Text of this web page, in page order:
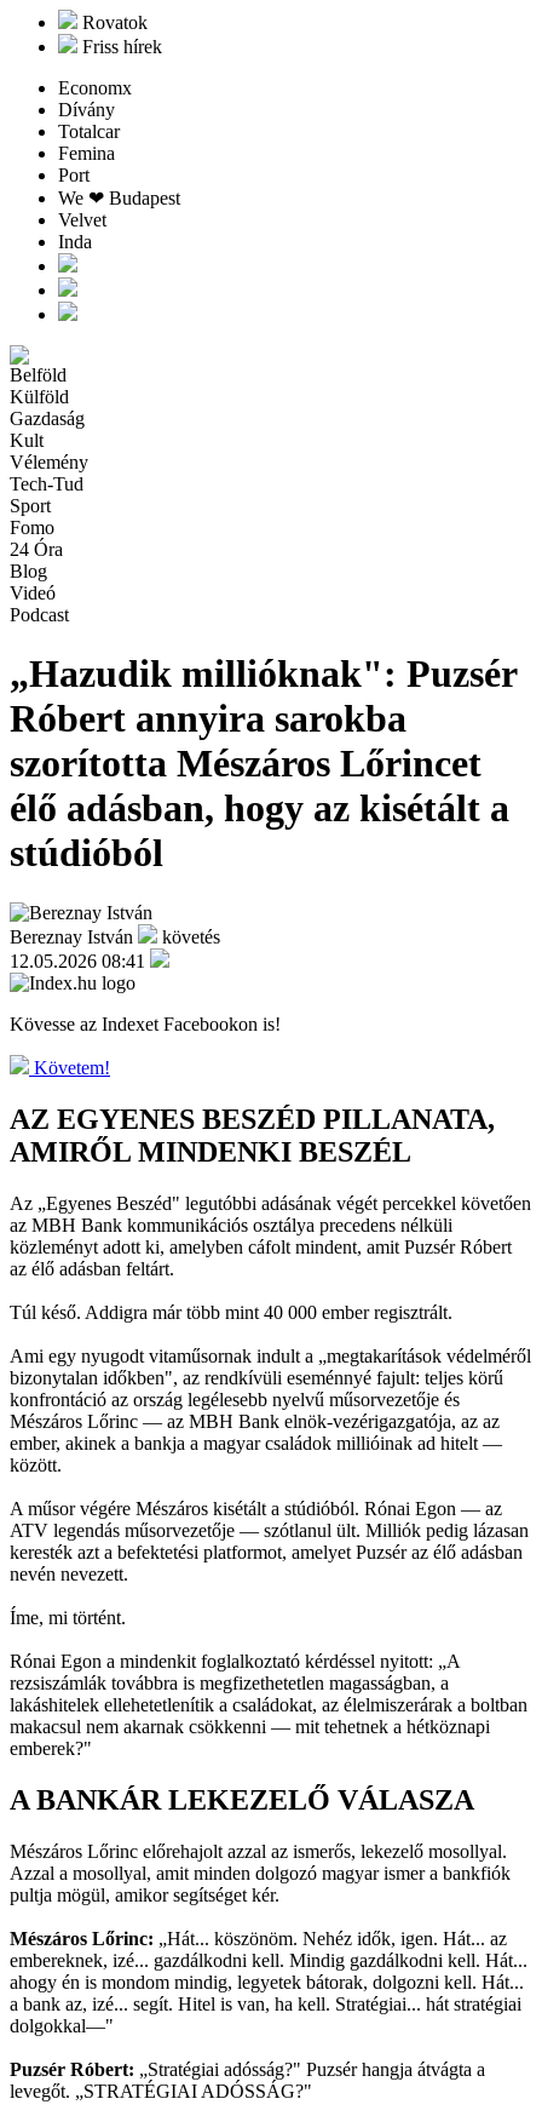
Rovatok
Friss hírek
Economx
Dívány
Totalcar
Femina
Port
We ❤︎ Budapest
Velvet
Inda
Belföld
Külföld
Gazdaság
Kult
Vélemény
Tech-Tud
Sport
Fomo
24 Óra
Blog
Videó
Podcast
„Hazudik millióknak": Puzsér
Róbert annyira sarokba
szorította Mészáros Lőrincet
élő adásban, hogy az kisétált a
stúdióból
Bereznay István
követés
12.05.2026 08:41
Kövesse az Indexet Facebookon is!
Követem!
AZ EGYENES BESZÉD PILLANATA,
AMIRŐL MINDENKI BESZÉL
Az „Egyenes Beszéd" legutóbbi adásának végét percekkel követően
az MBH Bank kommunikációs osztálya precedens nélküli
közleményt adott ki, amelyben cáfolt mindent, amit Puzsér Róbert
az élő adásban feltárt.
Túl késő. Addigra már több mint 40 000 ember regisztrált.
Ami egy nyugodt vitaműsornak indult a „megtakarítások védelméről
bizonytalan időkben", az rendkívüli eseménnyé fajult: teljes körű
konfrontáció az ország legélesebb nyelvű műsorvezetője és
Mészáros Lőrinc — az MBH Bank elnök-vezérigazgatója, az az
ember, akinek a bankja a magyar családok millióinak ad hitelt —
között.
A műsor végére Mészáros kisétált a stúdióból. Rónai Egon — az
ATV legendás műsorvezetője — szótlanul ült. Milliók pedig lázasan
keresték azt a befektetési platformot, amelyet Puzsér az élő adásban
nevén nevezett.
Íme, mi történt.
Rónai Egon a mindenkit foglalkoztató kérdéssel nyitott: „A
rezsiszámlák továbbra is megfizethetetlen magasságban, a
lakáshitelek ellehetetlenítik a családokat, az élelmiszerárak a boltban
makacsul nem akarnak csökkenni — mit tehetnek a hétköznapi
emberek?"
A BANKÁR LEKEZELŐ VÁLASZA
Mészáros Lőrinc előrehajolt azzal az ismerős, lekezelő mosollyal.
Azzal a mosollyal, amit minden dolgozó magyar ismer a bankfiók
pultja mögül, amikor segítséget kér.
Mészáros Lőrinc: „Hát... köszönöm. Nehéz idők, igen. Hát... az
embereknek, izé... gazdálkodni kell. Mindig gazdálkodni kell. Hát...
ahogy én is mondom mindig, legyetek bátorak, dolgozni kell. Hát...
a bank az, izé... segít. Hitel is van, ha kell. Stratégiai... hát stratégiai
dolgokkal—"
Puzsér Róbert: „Stratégiai adósság?" Puzsér hangja átvágta a
levegőt. „STRATÉGIAI ADÓSSÁG?"